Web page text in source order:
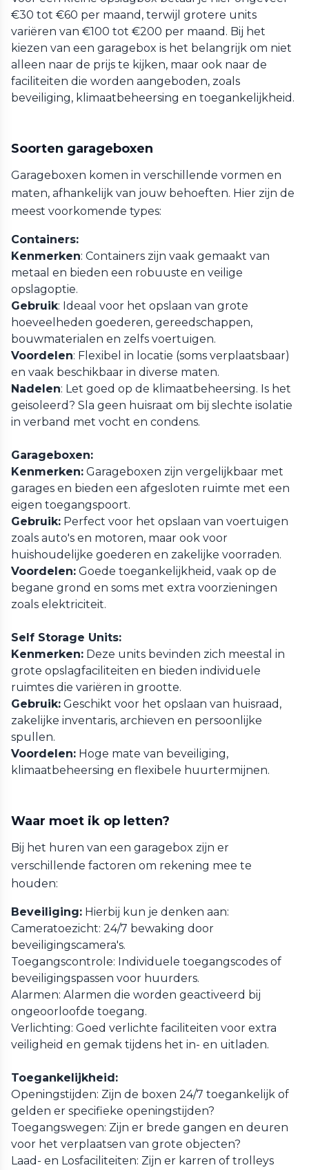
€30 tot €60 per maand, terwijl grotere units
variëren van €100 tot €200 per maand. Bij het
kiezen van een garagebox is het belangrijk om niet
alleen naar de prijs te kijken, maar ook naar de
faciliteiten die worden aangeboden, zoals
beveiliging, klimaatbeheersing en toegankelijkheid.
Soorten garageboxen
Garageboxen komen in verschillende vormen en
maten, afhankelijk van jouw behoeften. Hier zijn de
meest voorkomende types:
Containers:
Kenmerken: Containers zijn vaak gemaakt van
metaal en bieden een robuuste en veilige
opslagoptie.
Gebruik: Ideaal voor het opslaan van grote
hoeveelheden goederen, gereedschappen,
bouwmaterialen en zelfs voertuigen.
Voordelen: Flexibel in locatie (soms verplaatsbaar)
en vaak beschikbaar in diverse maten.
Nadelen: Let goed op de klimaatbeheersing. Is het
geisoleerd? Sla geen huisraat om bij slechte isolatie
in verband met vocht en condens.
Garageboxen:
Kenmerken: Garageboxen zijn vergelijkbaar met
garages en bieden een afgesloten ruimte met een
eigen toegangspoort.
Gebruik: Perfect voor het opslaan van voertuigen
zoals auto's en motoren, maar ook voor
huishoudelijke goederen en zakelijke voorraden.
Voordelen: Goede toegankelijkheid, vaak op de
begane grond en soms met extra voorzieningen
zoals elektriciteit.
Self Storage Units:
Kenmerken: Deze units bevinden zich meestal in
grote opslagfaciliteiten en bieden individuele
ruimtes die variëren in grootte.
Gebruik: Geschikt voor het opslaan van huisraad,
zakelijke inventaris, archieven en persoonlijke
spullen.
Voordelen: Hoge mate van beveiliging,
klimaatbeheersing en flexibele huurtermijnen.
Waar moet ik op letten?
Bij het huren van een garagebox zijn er
verschillende factoren om rekening mee te
houden:
Beveiliging: Hierbij kun je denken aan:
Cameratoezicht: 24/7 bewaking door
beveiligingscamera's.
Toegangscontrole: Individuele toegangscodes of
beveiligingspassen voor huurders.
Alarmen: Alarmen die worden geactiveerd bij
ongeoorloofde toegang.
Verlichting: Goed verlichte faciliteiten voor extra
veiligheid en gemak tijdens het in- en uitladen.
Toegankelijkheid:
Openingstijden: Zijn de boxen 24/7 toegankelijk of
gelden er specifieke openingstijden?
Toegangswegen: Zijn er brede gangen en deuren
voor het verplaatsen van grote objecten?
Laad- en Losfaciliteiten: Zijn er karren of trolleys